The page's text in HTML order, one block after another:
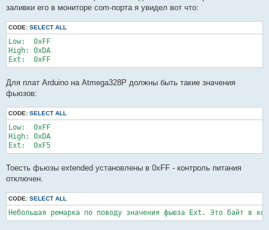
заливки его в мониторе com-порта я увидел вот что:
CODE: SELECT ALL
Low:  0xFF
High: 0xDA
Для плат Arduino на Atmega328P должны быть такие значения
фьюзов:
CODE: SELECT ALL
Low:  0xFF
High: 0xDA
Тоесть фьюзы extended установлены в 0xFF - контроль питания
отключен.
CODE: SELECT ALL
Небольшая ремарка по поводу значения фьюза Ext. Это байт в